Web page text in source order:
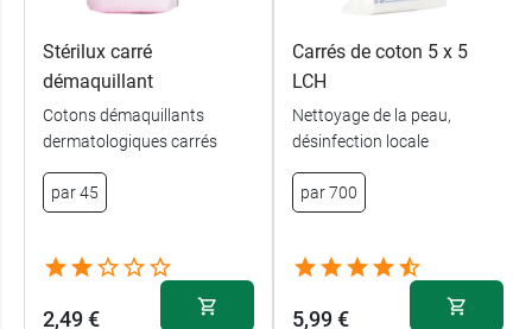
Stérilux carré
démaquillant
Cotons démaquillants
dermatologiques carrés
par 45
2,49 €
Carrés de coton 5 x 5
LCH
Nettoyage de la peau,
désinfection locale
par 700
5,99 €